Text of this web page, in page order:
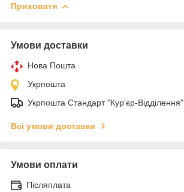
Приховати
Умови доставки
Нова Пошта
Укрпошта
Укрпошта Стандарт "Кур'єр-Відділення"
Всі умови доставки
Умови оплати
Післяплата